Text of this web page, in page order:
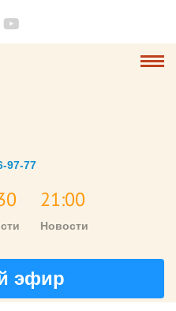
97-77
21:00
Новости
эфир